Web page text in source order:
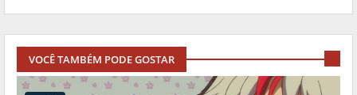
VOCÊ TAMBÉM PODE GOSTAR